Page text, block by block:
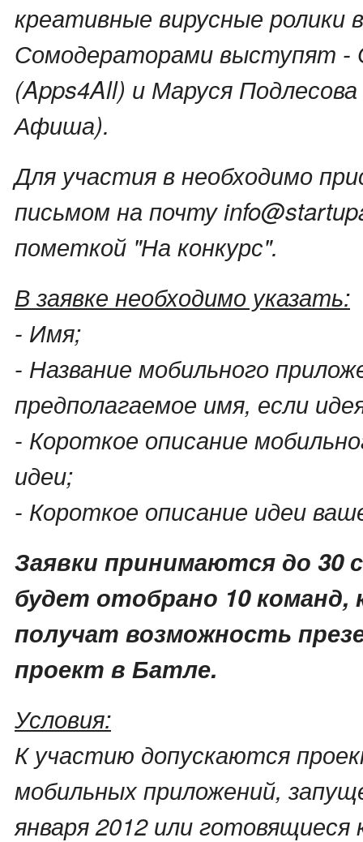
креативные вирусные ролики
Сомодераторами выступят -
(Apps4All) и Маруся
Афиша).
Для участия в необходимо
письмом на почту
пометкой "На конкурс".
В заявке необходимо указать:
- Имя;
- Название мобильного
предполагаемое имя, если
- Короткое описание
идеи;
- Короткое описание идеи
Заявки принимаются до 30
будет отобрано 10
получат возможность
проект в Батле.
Условия:
К участию допускаются
мобильных приложений,
января 2012 или готовящиеся